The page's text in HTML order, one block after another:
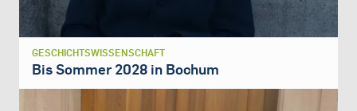
GESCHICHTSWISSENSCHAFT
Bis Sommer 2028 in Bochum